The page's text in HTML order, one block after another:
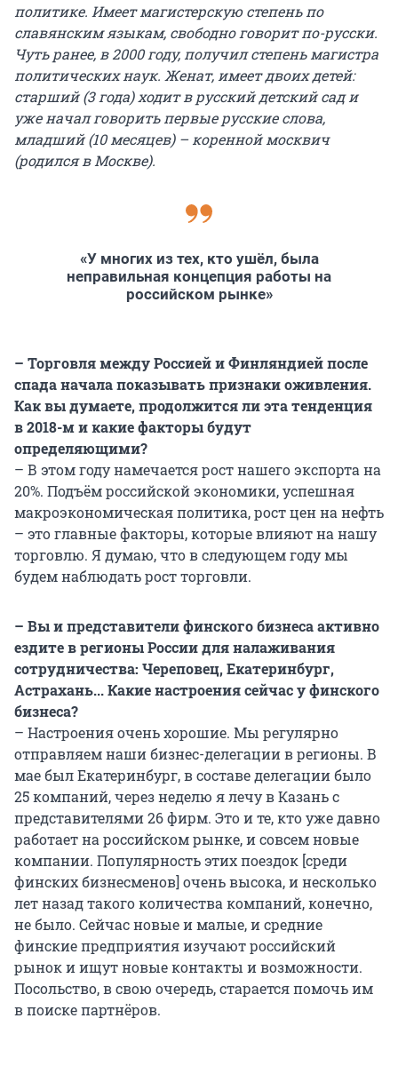
политике. Имеет магистерскую степень по
славянским языкам, свободно говорит по-русски.
Чуть ранее, в 2000 году, получил степень магистра
политических наук. Женат, имеет двоих детей:
старший (3 года) ходит в русский детский сад и
уже начал говорить первые русские слова,
младший (10 месяцев) – коренной москвич
(родился в Москве).
«У многих из тех, кто ушёл, была
неправильная концепция работы на
российском рынке»
– Торговля между Россией и Финляндией после
спада начала показывать признаки оживления.
Как вы думаете, продолжится ли эта тенденция
в 2018-м и какие факторы будут
определяющими?
– В этом году намечается рост нашего экспорта на
20%. Подъём российской экономики, успешная
макроэкономическая политика, рост цен на нефть
– это главные факторы, которые влияют на нашу
торговлю. Я думаю, что в следующем году мы
будем наблюдать рост торговли.
– Вы и представители финского бизнеса активно
ездите в регионы России для налаживания
сотрудничества: Череповец, Екатеринбург,
Астрахань... Какие настроения сейчас у финского
бизнеса?
– Настроения очень хорошие. Мы регулярно
отправляем наши бизнес-делегации в регионы. В
мае был Екатеринбург, в составе делегации было
25 компаний, через неделю я лечу в Казань с
представителями 26 фирм. Это и те, кто уже давно
работает на российском рынке, и совсем новые
компании. Популярность этих поездок [среди
финских бизнесменов] очень высока, и несколько
лет назад такого количества компаний, конечно,
не было. Сейчас новые и малые, и средние
финские предприятия изучают российский
рынок и ищут новые контакты и возможности.
Посольство, в свою очередь, старается помочь им
в поиске партнёров.